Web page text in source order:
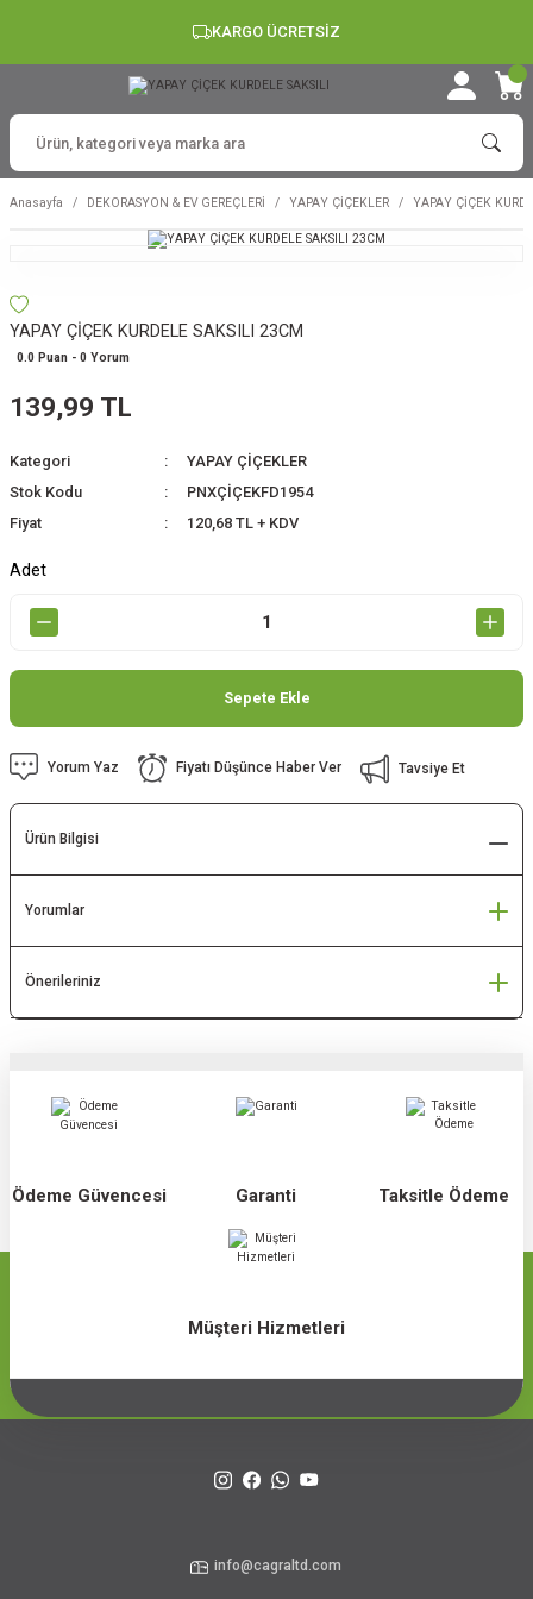
KARGO ÜCRETSİZ
Anasayfa DEKORASYON & EV GEREÇLERİ YAPAY ÇİÇEKLER YAPAY ÇİÇEK
YAPAY ÇİÇEK KURDELE SAKSILI 23CM
0.0 Puan - 0 Yorum
139,99 TL
Kategori
YAPAY ÇİÇEKLER
Stok Kodu
PNXÇİÇEKFD1954
Fiyat
120,68 TL + KDV
Adet
Sepete Ekle
Yorum Yaz Fiyatı Düşünce Haber Ver Tavsiye Et
Ürün Bilgisi
Yorumlar
Önerileriniz
Ödeme Güvencesi Garanti Taksitle Ödeme
Müşteri Hizmetleri
info@cagraltd.com